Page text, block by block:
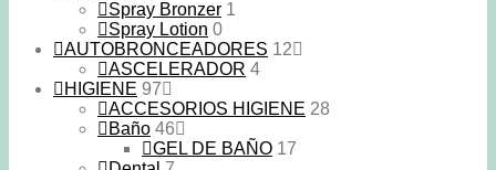
Spray Bronzer 1
Spray Lotion 0
AUTOBRONCEADORES 12
ASCELERADOR 4
HIGIENE 97
ACCESORIOS HIGIENE 28
Baño 46
GEL DE BAÑO 17